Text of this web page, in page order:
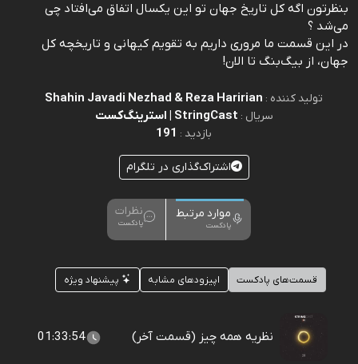
بنظرتون اگه کل تاریخ جهان تو این یکسال اتفاق می‌افتاد چی
می‌شد ؟
در این قسمت ما مروری داریم به تقویم کیهانی و تاریخچه کل
جهان، از بیگ‌بنگ تا الان!
تولید کننده : Shahin Javadi Nezhad & Reza Haririan
سریال : StringCast | استرینگ‌کست
بازدید : 191
اشتراک‌گذاری در تلگرام
موارد مرتبط
پادکست
نظرات
پادکست
قسمت‌های پادکست اپیزودهای مشابه پیشنهاد ویژه
نظریه همه چیز (قسمت آخر) 01:33:54